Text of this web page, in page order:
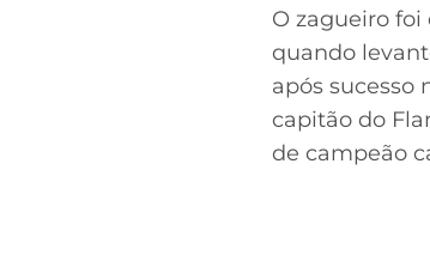
O zagueiro
quando
após sucesso
capitão do
de campeão